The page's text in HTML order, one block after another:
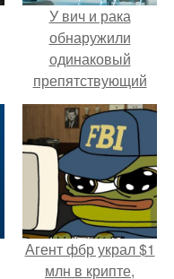
У вич и рака
обнаружили
одинаковый
препятствующий
лечению механизм.
Агент фбр украл $1
млн в крипте,